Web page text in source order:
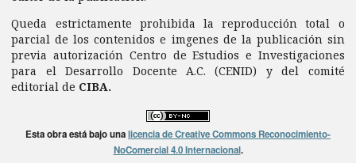
Queda estrictamente prohibida la reproducción total o
parcial de los contenidos e imgenes de la publicación sin
previa autorización Centro de Estudios e Investigaciones
para el Desarrollo Docente A.C. (CENID) y del comité
editorial de CIBA.
Esta obra está bajo unalicencia de Creative Commons Reconocimiento-
NoComercial 4.0 Internacional.